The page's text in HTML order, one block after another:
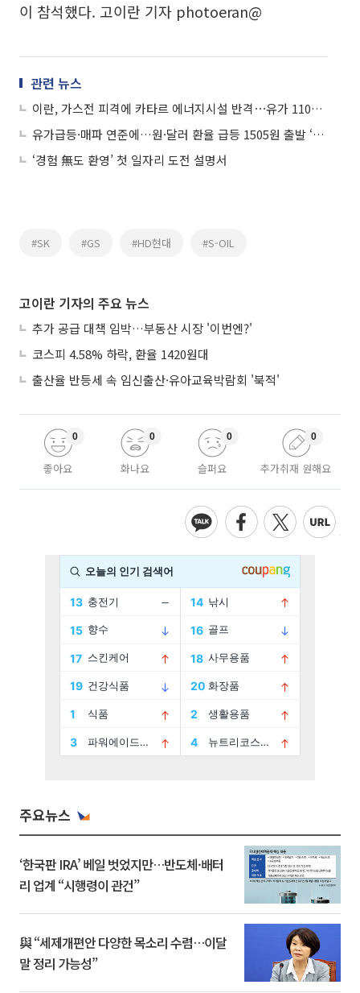
이 참석했다. 고이란 기자 photoeran@
관련 뉴스
이란, 가스전 피격에 카타르 에너지시설 반격⋯유가 110달러 돌파
유가급등·매파 연준에…원·달러 환율 급등 1505원 출발 ‘17년만 최고’
‘경험 無도 환영’ 첫 일자리 도전 설명서
#SK #GS #HD현대 #S-OIL
고이란 기자의 주요 뉴스
추가 공급 대책 임박…부동산 시장 '이번엔?'
코스피 4.58% 하락, 환율 1420원대
출산율 반등세 속 임신출산·유아교육박람회 '북적'
좋아요
0
화나요
0
슬퍼요
0
추가취재 원해요
0
주요뉴스
‘한국판 IRA’ 베일 벗었지만…반도체·배터
리 업계 “시행령이 관건”
與 “세제개편안 다양한 목소리 수렴…이달
말 정리 가능성”